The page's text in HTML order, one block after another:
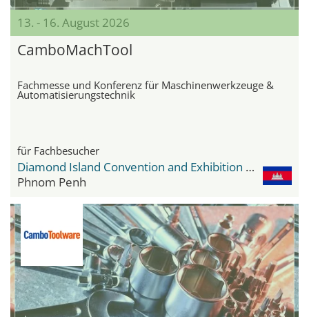
13. - 16. August 2026
CamboMachTool
Fachmesse und Konferenz für Maschinenwerkzeuge &
Automatisierungstechnik
für Fachbesucher
Diamond Island Convention and Exhibition Center
Phnom Penh